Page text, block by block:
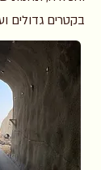
בקטרים גדולים